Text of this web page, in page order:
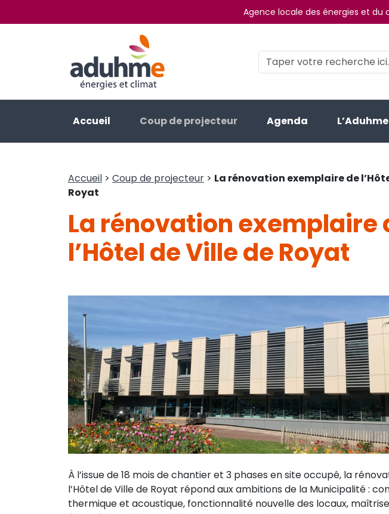
Agence locale des énergies et du
Accueil Coup de projecteur Agenda L’Aduhme
Accueil > Coup de projecteur > La rénovation exemplaire de
Royat
La rénovation exemplaire
l’Hôtel de Ville de Royat
À l’issue de 18 mois de chantier et 3 phases en site occupé, la
l’Hôtel de Ville de Royat répond aux ambitions de la Municipalité :
thermique et acoustique, fonctionnalité nouvelle des locaux,